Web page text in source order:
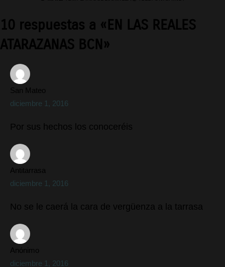
10 respuestas a «EN LAS REALES
ATARAZANAS BCN»
San Mateo
diciembre 1, 2016
Por sus hechos los conoceréis
Antitarrasa
diciembre 1, 2016
No se le caerá la cara de vergüenza a la tarrasa
Anónimo
diciembre 1, 2016